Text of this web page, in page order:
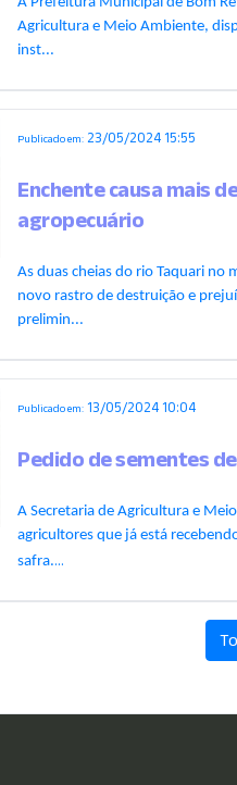
Agricultura e Meio Ambiente,
inst...
Publicado em: 23/05/2024 15:55
Enchente causa mais
agropecuário
As duas cheias do rio Taquari no
novo rastro de destruição e
prelimin...
Publicado em: 13/05/2024 10:04
Pedido de sementes
A Secretaria de Agricultura e
agricultores que já está
safra....